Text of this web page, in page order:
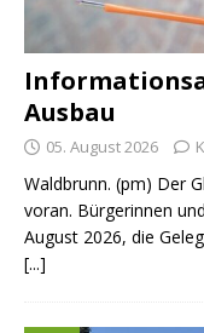
Ausbau
05. August 2026
Waldbrunn. (pm) Der
voran. Bürgerinnen
August 2026, die
[...]